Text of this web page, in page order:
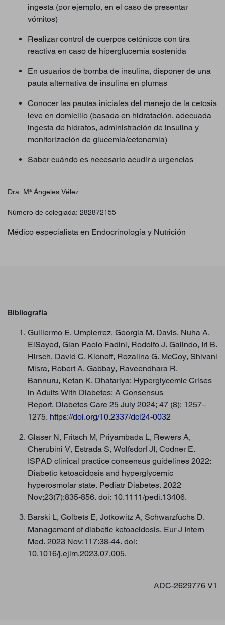
ingesta (por ejemplo, en el caso de presentar
vómitos)
Realizar control de cuerpos cetónicos con tira
reactiva en caso de hiperglucemia sostenida
En usuarios de bomba de insulina, disponer de una
pauta alternativa de insulina en plumas
Conocer las pautas iniciales del manejo de la cetosis
leve en domicilio (basada en hidratación, adecuada
ingesta de hidratos, administración de insulina y
monitorización de glucemia/cetonemia)
Saber cuándo es necesario acudir a urgencias
Dra. Mª Ángeles Vélez
Número de colegiada: 282872155
Médico especialista en Endocrinología y Nutrición
Bibliografía
Guillermo E. Umpierrez, Georgia M. Davis, Nuha A.
ElSayed, Gian Paolo Fadini, Rodolfo J. Galindo, Irl B.
Hirsch, David C. Klonoff, Rozalina G. McCoy, Shivani
Misra, Robert A. Gabbay, Raveendhara R.
Bannuru, Ketan K. Dhatariya; Hyperglycemic Crises
in Adults With Diabetes: A Consensus
Report. Diabetes Care 25 July 2024; 47 (8): 1257–
1275. https://doi.org/10.2337/dci24-0032
Glaser N, Fritsch M, Priyambada L, Rewers A,
Cherubini V, Estrada S, Wolfsdorf JI, Codner E.
ISPAD clinical practice consensus guidelines 2022:
Diabetic ketoacidosis and hyperglycemic
hyperosmolar state. Pediatr Diabetes. 2022
Nov;23(7):835-856. doi: 10.1111/pedi.13406.
Barski L, Golbets E, Jotkowitz A, Schwarzfuchs D.
Management of diabetic ketoacidosis. Eur J Intern
Med. 2023 Nov;117:38-44. doi:
10.1016/j.ejim.2023.07.005.
ADC-2629776 V1